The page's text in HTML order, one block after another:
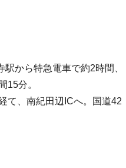
から特急電車で約2時間、
15分。
て、南紀田辺ICへ。国道42